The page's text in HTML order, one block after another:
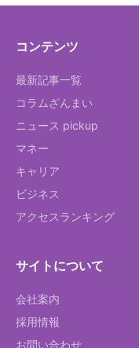
コンテンツ
最新記事一覧
コラムざんまい
ニュース pickup
マネー
キャリア
ビジネス
アクセスランキング
サイトについて
会社案内
採用情報
お問い合わせ